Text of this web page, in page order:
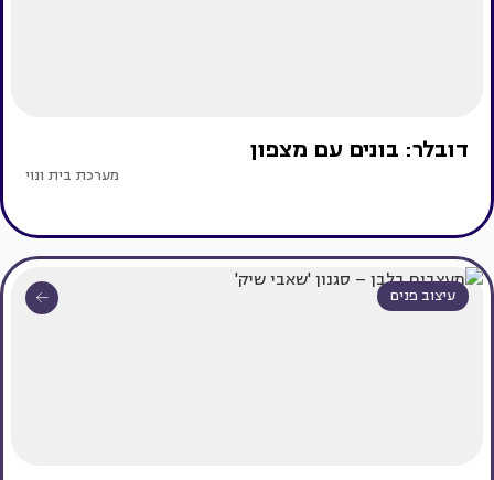
דובלר: בונים עם מצפון
מערכת בית ונוי
עיצוב פנים